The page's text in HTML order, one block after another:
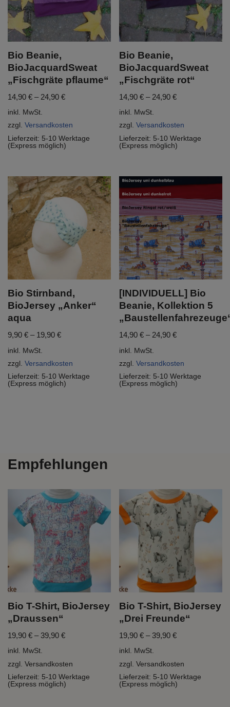
Bio Beanie,
BioJacquardSweat
„Fischgräte pflaume“
14,90 € – 24,90 €
inkl. MwSt.
zzgl. Versandkosten
Lieferzeit: 5-10 Werktage
(Express möglich)
Bio Beanie,
BioJacquardSweat
„Fischgräte rot“
14,90€ – 24,90€
inkl. MwSt.
zzgl.Versandkosten
Lieferzeit: 5-10 Werktage
(Express möglich)
Bio Stirnband,
BioJersey „Anker“
aqua
9,90 € – 19,90 €
inkl. MwSt.
zzgl. Versandkosten
Lieferzeit: 5-10 Werktage
(Express möglich)
[INDIVIDUELL] Bio
Beanie, Kollektion 5
14,90€ –24,90€
inkl. MwSt.
zzgl.Versandkosten
Lieferzeit: 5-10 Werktage
(Express möglich)
Empfehlungen
Bio T-Shirt, BioJersey
„Draussen“
19,90 € –39,90 €
inkl. MwSt.
zzgl. Versandkosten
Lieferzeit: 5-10 Werktage
(Express möglich)
Bio T-Shirt, BioJersey
„Drei Freunde“
19,90€ –39,90€
inkl. MwSt.
zzgl.Versandkosten
Lieferzeit: 5-10 Werktage
(Express möglich)